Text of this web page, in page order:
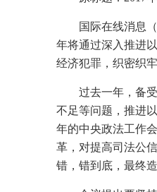
国际在线消息
年将通过深入推进
经济犯罪，织密织
过去一年，备
不足等问题，推进
年的中央政法工作
革，对提高司法公
错，错到底，最终